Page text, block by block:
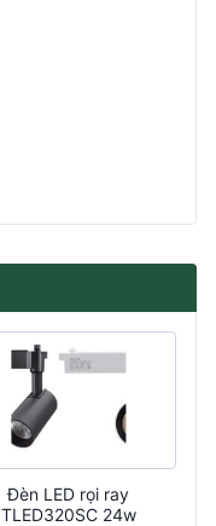
Đèn LED rọi ray
TLED320SC 24w